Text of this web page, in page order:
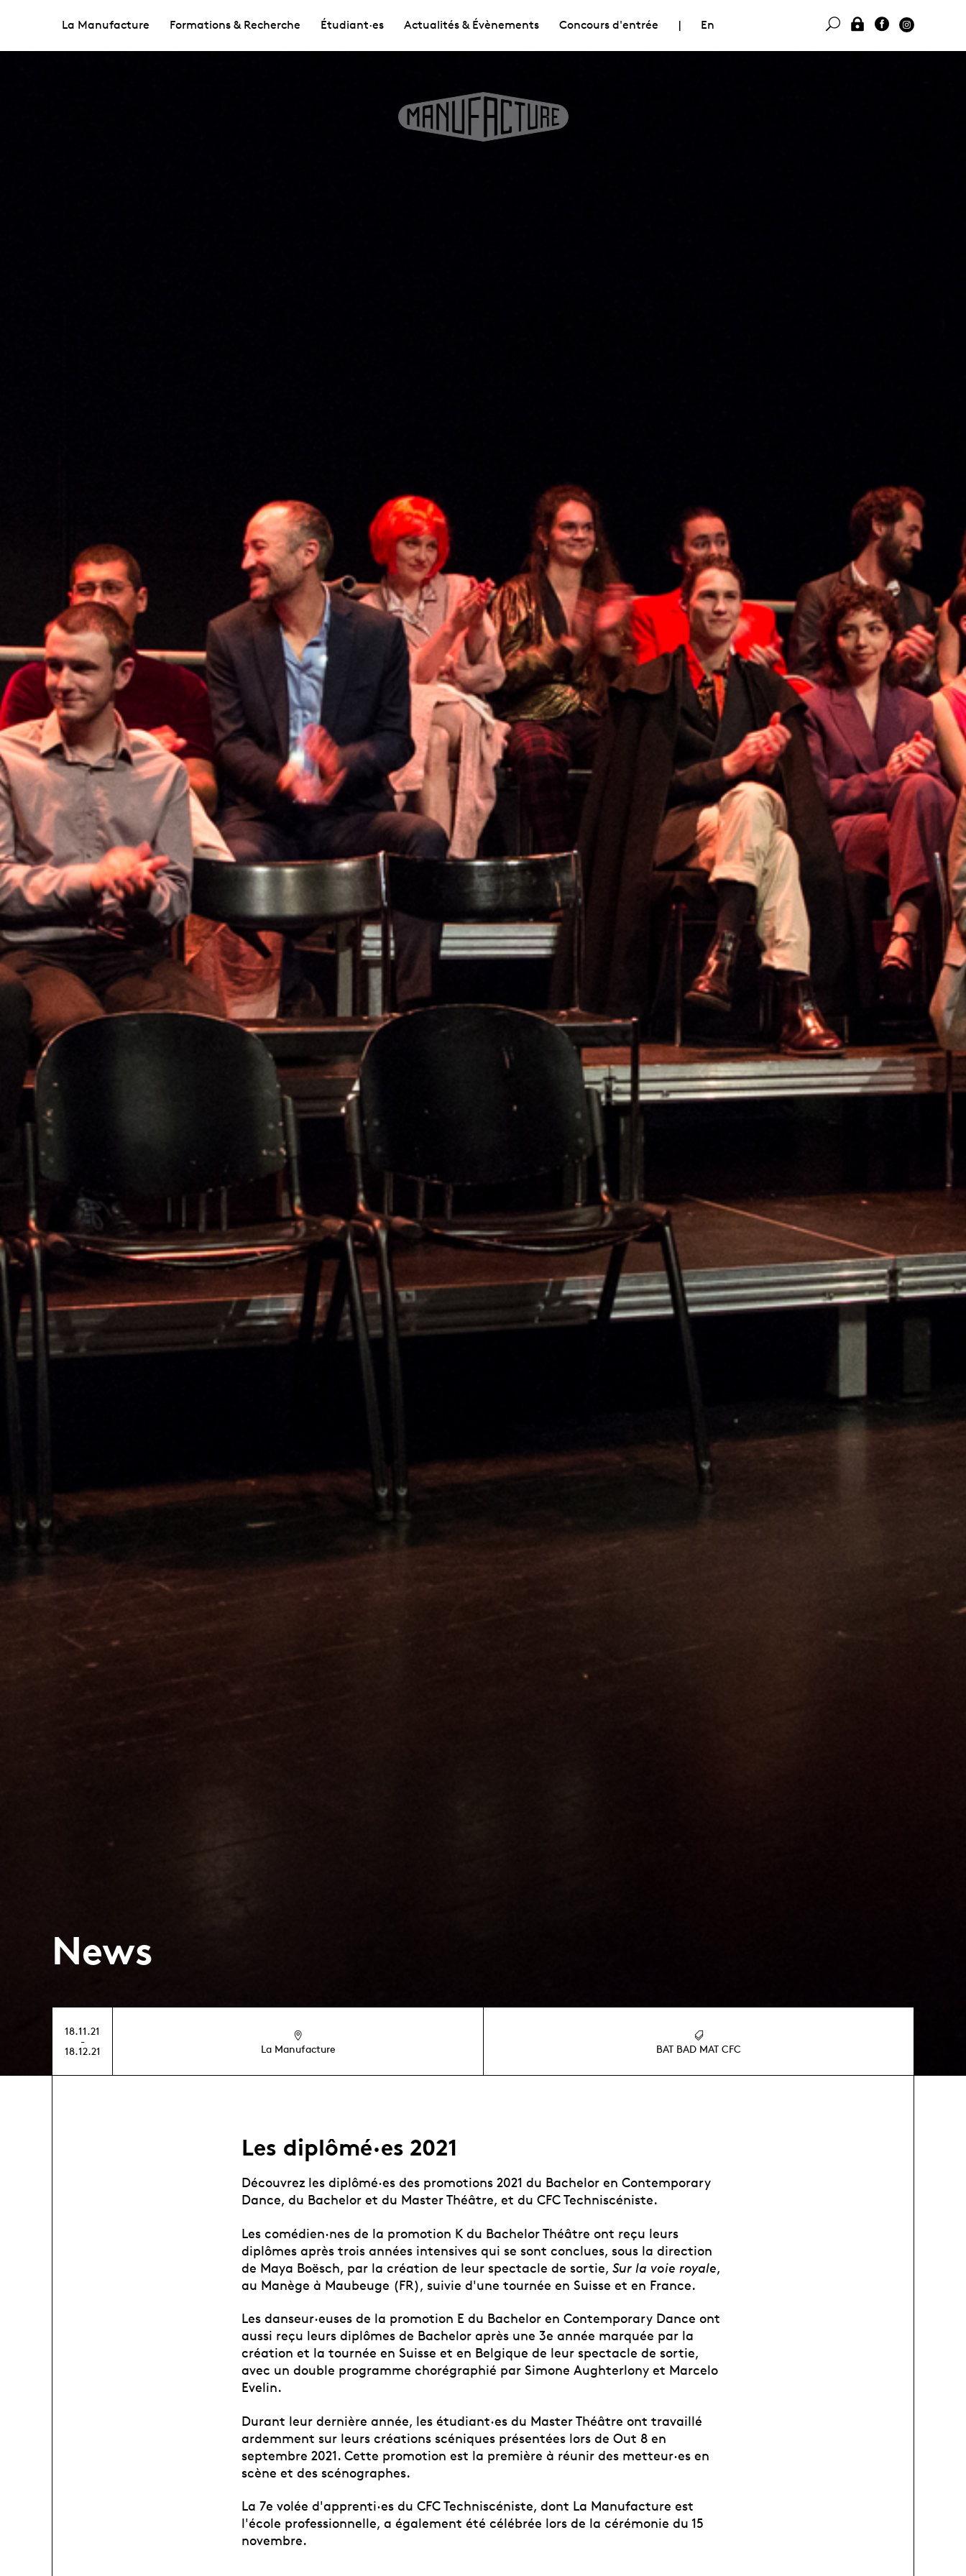
La Manufacture Formations & Recherche Étudiant·es Actualités & Évènements Concours d'entrée | En
News
18.11.21
-
18.12.21
La Manufacture BAT BAD MAT CFC
Les diplômé·es 2021
Découvrez les diplômé·es des promotions 2021 du Bachelor en Contemporary
Dance, du Bachelor et du Master Théâtre, et du CFC Techniscéniste.
Les comédien·nes de la promotion K du Bachelor Théâtre ont reçu leurs
diplômes après trois années intensives qui se sont conclues, sous la direction
de Maya Boësch, par la création de leur spectacle de sortie, Sur la voie royale,
au Manège à Maubeuge (FR), suivie d'une tournée en Suisse et en France.
Les danseur·euses de la promotion E du Bachelor en Contemporary Dance ont
aussi reçu leurs diplômes de Bachelor après une 3e année marquée par la
création et la tournée en Suisse et en Belgique de leur spectacle de sortie,
avec un double programme chorégraphié par Simone Aughterlony et Marcelo
Evelin.
Durant leur dernière année, les étudiant·es du Master Théâtre ont travaillé
ardemment sur leurs créations scéniques présentées lors de Out 8 en
septembre 2021. Cette promotion est la première à réunir des metteur·es en
scène et des scénographes.
La 7e volée d'apprenti·es du CFC Techniscéniste, dont La Manufacture est
l'école professionnelle, a également été célébrée lors de la cérémonie du 15
novembre.